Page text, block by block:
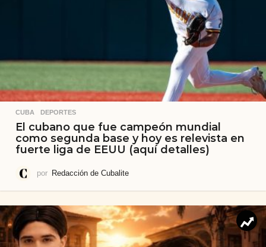
CUBA ,DEPORTES
El cubano que fue campeón mundial
como segunda base y hoy es relevista en
fuerte liga de EEUU (aquí detalles)
por Redacción de Cubalite